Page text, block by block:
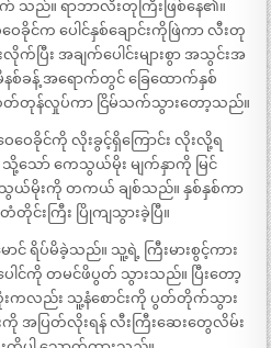
သည်။ ရာဘာလီးတုကြီးဖြစ်နေ၏။
င်က ပေါင်နှစ်ချောင်းကိုဖြဲကာ လီးတု
ြီး အချက်ပေါင်းများစွာ အသွင်းအ
စ်ခန့် အရောက်တွင် ခြေထောက်နှစ်
တ်တုန်လှုပ်ကာ ငြိမ်သက်သွားတော့သည်။
ေခိုင်ကို လိုးခွင့်ရှိကြောင်း လိုးလို့ရ
သို့သော် ကေသွယ်မိုး မျက်နှာကို မြင်
သွယ်မိုးကို တကယ် ချစ်သည်။ နှစ်နှစ်ကာ
င်းကြီး ပြိုကျသွားခဲ့ပြီ။
င် ရိပ်မိခဲ့သည်။ သူ့ရဲ့ ကြီးမားစွင့်ကား
င်ကို တမင်ဖိပွတ် သွားသည်။ ပြီးတော့
းကလည်း သူ့နံစောင်းကို ပွတ်တိုက်သွား
အပြတ်လိုးရန် လီးကြီးဆေးတွေလိမ်း